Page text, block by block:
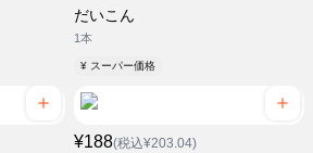
だいこん
1本
¥ スーパー価格
¥188(税込¥203.04)